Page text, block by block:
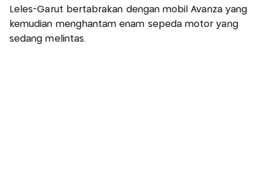
Leles-Garut bertabrakan dengan mobil Avanza yang
kemudian menghantam enam sepeda motor yang
sedang melintas.